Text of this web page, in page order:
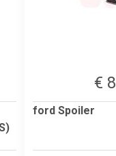
€ 8
ford Spoiler